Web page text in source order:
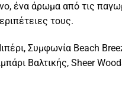
ένα άρωμα από τις
τους.
Συμφωνία Beach
Βαλτικής, Sheer